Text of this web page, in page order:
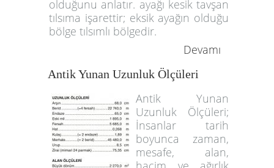
olduğunu anlatır. ayağı kesik tavşan
tılsıma işarettir; eksik ayağın olduğu
bölge tılsımlı bölgedir.
Devamı
Antik Yunan Uzunluk Ölçüleri
Antik Yunan
Uzunluk Ölçüleri;
İnsanlar tarih
boyunca zaman,
mesafe, alan,